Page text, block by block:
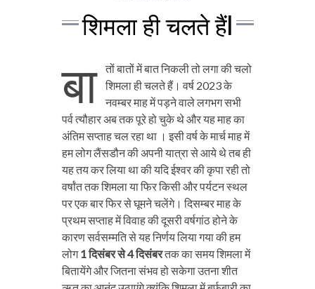
शिमला ही चलते हैंI
बा
तों बातों में बात निकली तो लगा की चलो
शिमला ही चलते हैं। वर्ष 2023 के
नवम्बर माह में पड़ने वाले लगभग सभी
पर्व त्यौहार अब तक पूरे हो चुके थे और यह माह का
अंतिम सप्ताह चल रहा था । इसी वर्ष के मार्च माह में
हम लोग लैंसडौन की अपनी यात्रा से आये थे तब ही
यह तय कर लिया था की यदि ईश्वर की कृपा रही तो
वर्षांत तक शिमला या फिर किसी और पर्यटन स्थल
पर एक बार फिर से घूमने चलेंगे। दिसम्बर माह के
प्रथम सप्ताह में विवाह की दूसरी वर्षगांठ होने के
कारण सर्वसम्मति से यह निर्णय लिया गया की हम
लोग1 दिसंबर से 4 दिसंबरतक का समय शिमला में
बितायेंगे और जितना संभव हो सकेगा उतना शीत